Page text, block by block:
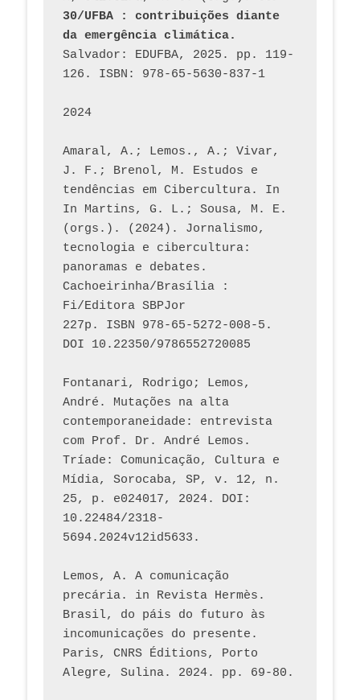
30/UFBA : contribuições diante
da emergência climática.
Salvador: EDUFBA, 2025. pp. 119-
126. ISBN: 978-65-5630-837-1
2024
Amaral, A.; Lemos., A.; Vivar,
J. F.; Brenol, M. Estudos e
tendências em Cibercultura. In
In Martins, G. L.; Sousa, M. E.
(orgs.). (2024). Jornalismo,
tecnologia e cibercultura:
panoramas e debates.
Cachoeirinha/Brasília :
Fi/Editora SBPJor
227p. ISBN 978-65-5272-008-5.
DOI 10.22350/9786552720085
Fontanari, Rodrigo; Lemos,
André. Mutações na alta
contemporaneidade: entrevista
com Prof. Dr. André Lemos.
Tríade: Comunicação, Cultura e
Mídia, Sorocaba, SP, v. 12, n.
25, p. e024017, 2024. DOI:
10.22484/2318-
5694.2024v12id5633.
Lemos, A. A comunicação
precária. in Revista Hermès.
Brasil, do páis do futuro às
incomunicações do presente.
Paris, CNRS Éditions, Porto